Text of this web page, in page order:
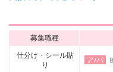
募集職種
仕分け・シール貼
り
ア/パ